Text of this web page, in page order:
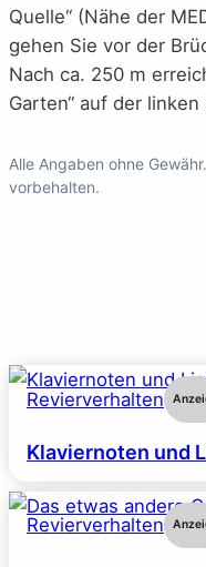
Quelle“ (Nähe der
gehen Sie vor der
Nach ca. 250 m
Garten“ auf der linken
Alle Angaben ohne
vorbehalten.
Revierverhalten
Klaviernoten und
Revierverhalten